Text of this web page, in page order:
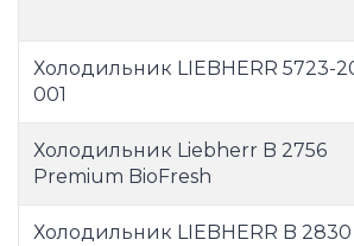
Холодильник LIEBHERR 5723-
001
Холодильник Liebherr B 2756
Premium BioFresh
Холодильник LIEBHERR B 2830